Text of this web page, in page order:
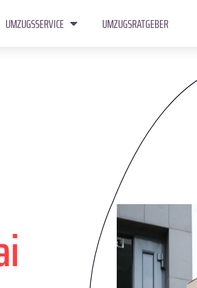
UMZUGSSERVICE UMZUGSRATGEBER